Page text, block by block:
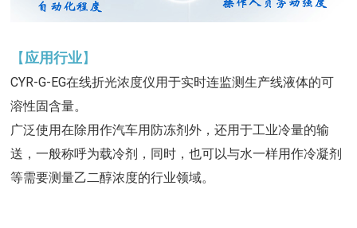
【 应用行业】
CYR-G-EG在线折光浓度仪用于实时连监测生产线液体的可
溶性固含量。
广泛使用在除用作汽车用防冻剂外，还用于工业冷量的输
送，一般称呼为载冷剂，同时，也可以与水一样用作冷凝剂
等需要测量乙二醇浓度的行业领域。